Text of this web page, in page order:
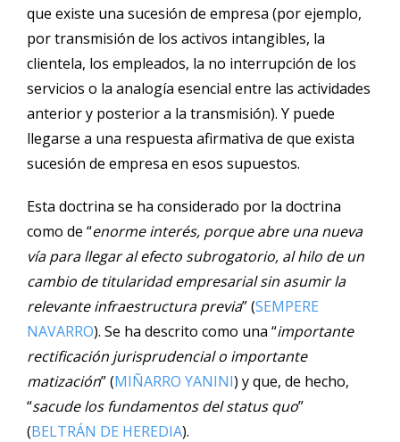
que existe una sucesión de empresa (por ejemplo,
por transmisión de los activos intangibles, la
clientela, los empleados, la no interrupción de los
servicios o la analogía esencial entre las actividades
anterior y posterior a la transmisión). Y puede
llegarse a una respuesta afirmativa de que exista
sucesión de empresa en esos supuestos.
Esta doctrina se ha considerado por la doctrina
como de “enorme interés, porque abre una nueva
vía para llegar al efecto subrogatorio, al hilo de un
cambio de titularidad empresarial sin asumir la
relevante infraestructura previa” (SEMPERE
NAVARRO). Se ha descrito como una “importante
rectificación jurisprudencial o importante
matización” (MIÑARRO YANINI) y que, de hecho,
“sacude los fundamentos del status quo”
(BELTRÁN DE HEREDIA).